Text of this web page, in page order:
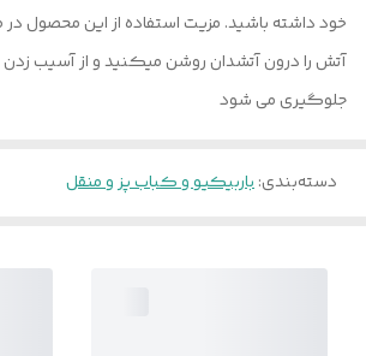
خود داشته باشید. مزیت استفاده از این محصول
آتش را درون آتشدان روشن میکنید و از آسیب
جلوگیری می شود
دسته‌بندی:باربیکیو و کباب پز و منقل